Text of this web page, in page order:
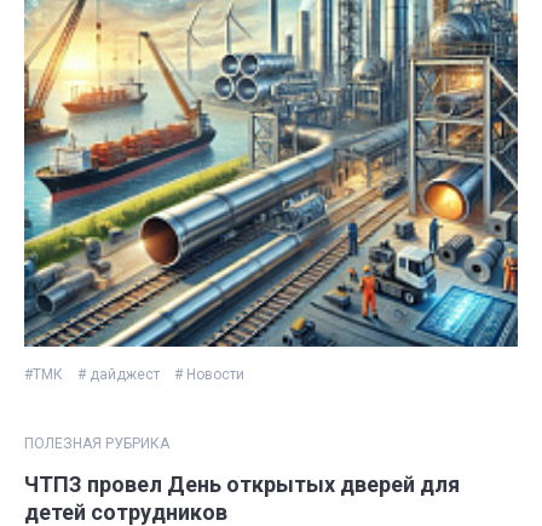
#ТМК # дайджест # Новости
ПОЛЕЗНАЯ РУБРИКА
ЧТПЗ провел День открытых дверей для
детей сотрудников